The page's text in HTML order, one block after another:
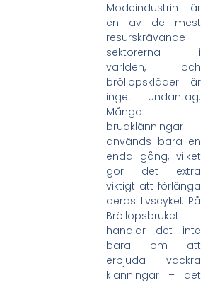
Modeindustrin är
en av de mest
resurskrävande
sektorerna i
världen, och
bröllopskläder är
inget undantag.
Många
brudklänningar
används bara en
enda gång, vilket
gör det extra
viktigt att förlänga
deras livscykel. På
Bröllopsbruket
handlar det inte
bara om att
erbjuda vackra
klänningar – det